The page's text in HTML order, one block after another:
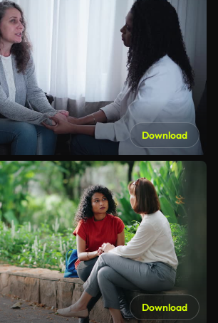
Download
Download